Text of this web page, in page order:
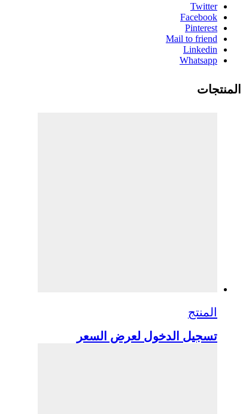
Twitter
Facebook
Pinterest
Mail to friend
Linkedin
Whatsapp
المنتجات
المنتج
تسجيل الدخول لعرض السعر